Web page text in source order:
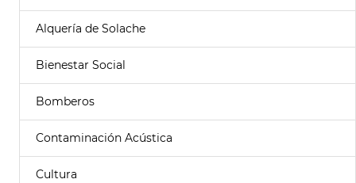
Alquería de Solache
Bienestar Social
Bomberos
Contaminación Acústica
Cultura